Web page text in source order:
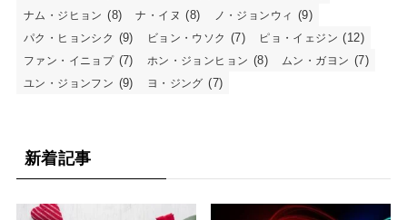
ナム・ジヒョン (8) ナ・イヌ (8) ノ・ジョンウィ (9)
パク・ヒョンシク (9) ビョン・ウソク (7) ピョ・イェジン (12)
ファン・イニョプ (7) ホン・ジョンヒョン (8) ムン・ガヨン (7)
ユン・ジョンフン (9) ヨ・ジング (7)
新着記事